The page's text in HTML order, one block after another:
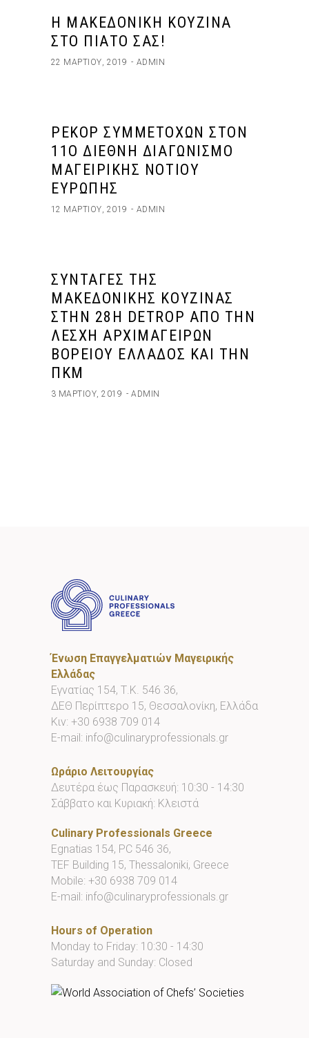
Η ΜΑΚΕΔΟΝΙΚΉ ΚΟΥΖΊΝΑ
ΣΤΟ ΠΙΆΤΟ ΣΑΣ!
22 ΜΑΡΤΊΟΥ, 2019 ADMIN
ΡΕΚΌΡ ΣΥΜΜΕΤΟΧΏΝ ΣΤΟΝ
11Ο ΔΙΕΘΝΉ ΔΙΑΓΩΝΙΣΜΌ
ΜΑΓΕΙΡΙΚΉΣ ΝΟΤΊΟΥ
ΕΥΡΏΠΗΣ
12 ΜΑΡΤΊΟΥ, 2019 ADMIN
ΣΥΝΤΑΓΈΣ ΤΗΣ
ΜΑΚΕΔΟΝΙΚΉΣ ΚΟΥΖΊΝΑΣ
ΣΤΗΝ 28Η DETROP ΑΠΌ ΤΗΝ
ΛΈΣΧΗ ΑΡΧΙΜΑΓΕΊΡΩΝ
ΒΟΡΕΊΟΥ ΕΛΛΆΔΟΣ ΚΑΙ ΤΗΝ
ΠΚΜ
3 ΜΑΡΤΊΟΥ, 2019 ADMIN
Ένωση Επαγγελματιών Μαγειρικής
Ελλάδας
Εγνατίας 154, Τ.Κ. 546 36,
ΔΕΘ Περίπτερο 15, Θεσσαλονίκη, Ελλάδα
Κιν: +30 6938 709 014
E-mail: info@culinaryprofessionals.gr
Ωράριο Λειτουργίας
Δευτέρα έως Παρασκευή: 10:30 - 14:30
Σάββατο και Κυριακή: Κλειστά
Culinary Professionals Greece
Egnatias 154, PC 546 36,
TEF Building 15, Thessaloniki, Greece
Mobile: +30 6938 709 014
E-mail: info@culinaryprofessionals.gr
Hours of Operation
Monday to Friday: 10:30 - 14:30
Saturday and Sunday: Closed